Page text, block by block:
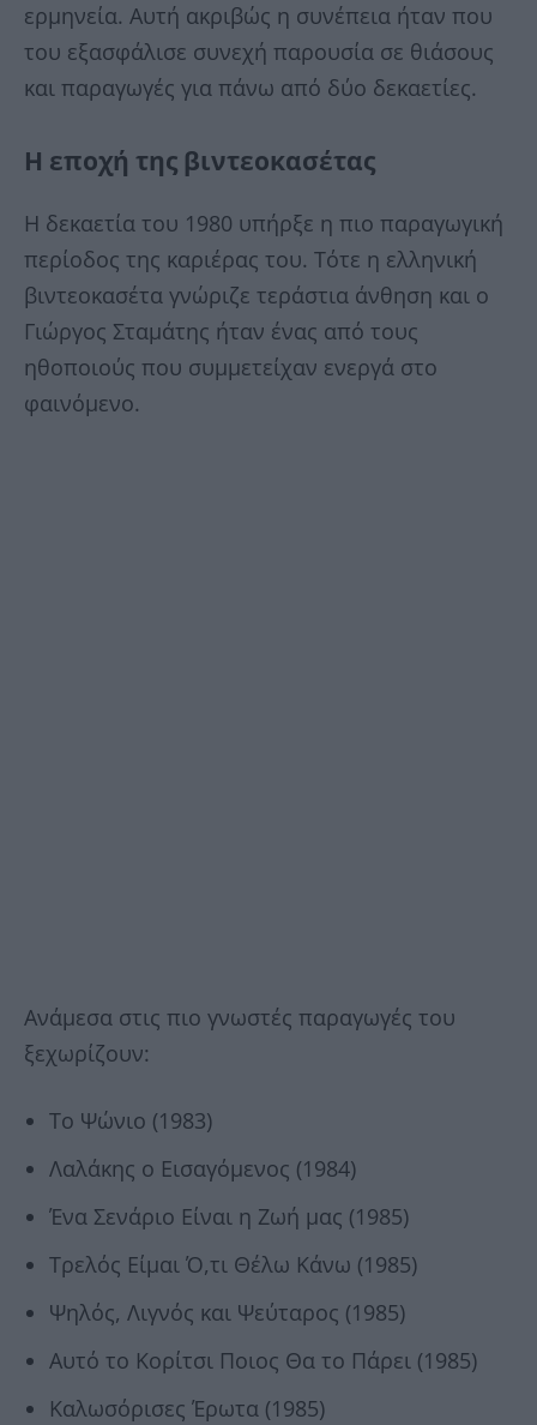
ερμηνεία. Αυτή ακριβώς η συνέπεια ήταν που
του εξασφάλισε συνεχή παρουσία σε θιάσους
και παραγωγές για πάνω από δύο δεκαετίες.
Η εποχή της βιντεοκασέτας
Η δεκαετία του 1980 υπήρξε η πιο παραγωγική
περίοδος της καριέρας του. Τότε η ελληνική
βιντεοκασέτα γνώριζε τεράστια άνθηση και ο
Γιώργος Σταμάτης ήταν ένας από τους
ηθοποιούς που συμμετείχαν ενεργά στο
φαινόμενο.
Ανάμεσα στις πιο γνωστές παραγωγές του
ξεχωρίζουν:
Το Ψώνιο (1983)
Λαλάκης ο Εισαγόμενος (1984)
Ένα Σενάριο Είναι η Ζωή μας (1985)
Τρελός Είμαι Ό,τι Θέλω Κάνω (1985)
Ψηλός, Λιγνός και Ψεύταρος (1985)
Αυτό το Κορίτσι Ποιος Θα το Πάρει (1985)
Καλωσόρισες Έρωτα (1985)